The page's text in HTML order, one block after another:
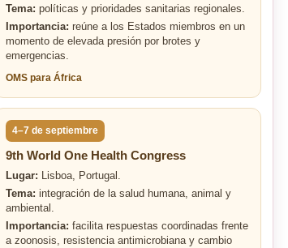
Tema: políticas y prioridades sanitarias regionales.
Importancia: reúne a los Estados miembros en un
momento de elevada presión por brotes y
emergencias.
OMS para África
4–7 de septiembre
9th World One Health Congress
Lugar: Lisboa, Portugal.
Tema: integración de la salud humana, animal y
ambiental.
Importancia: facilita respuestas coordinadas frente
a zoonosis, resistencia antimicrobiana y cambio